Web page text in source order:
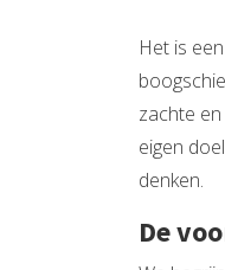
Het is
zachte
eigen
denken.
De